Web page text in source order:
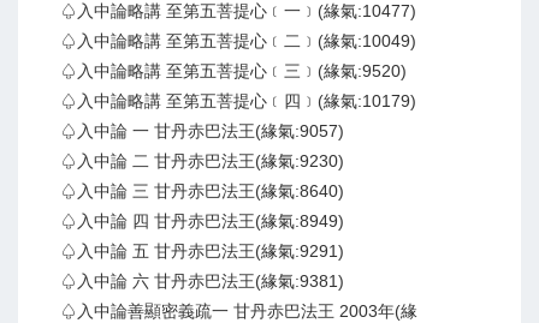
♤入中論略講 至第五菩提心﹝一﹞(緣氣:10477)
♤入中論略講 至第五菩提心﹝二﹞(緣氣:10049)
♤入中論略講 至第五菩提心﹝三﹞(緣氣:9520)
♤入中論略講 至第五菩提心﹝四﹞(緣氣:10179)
♤入中論 一 甘丹赤巴法王(緣氣:9057)
♤入中論 二 甘丹赤巴法王(緣氣:9230)
♤入中論 三 甘丹赤巴法王(緣氣:8640)
♤入中論 四 甘丹赤巴法王(緣氣:8949)
♤入中論 五 甘丹赤巴法王(緣氣:9291)
♤入中論 六 甘丹赤巴法王(緣氣:9381)
♤入中論善顯密義疏一 甘丹赤巴法王 2003年(緣